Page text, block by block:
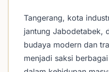
Tangerang, kota
jantung Jabodetabek,
budaya modern dan
menjadi saksi